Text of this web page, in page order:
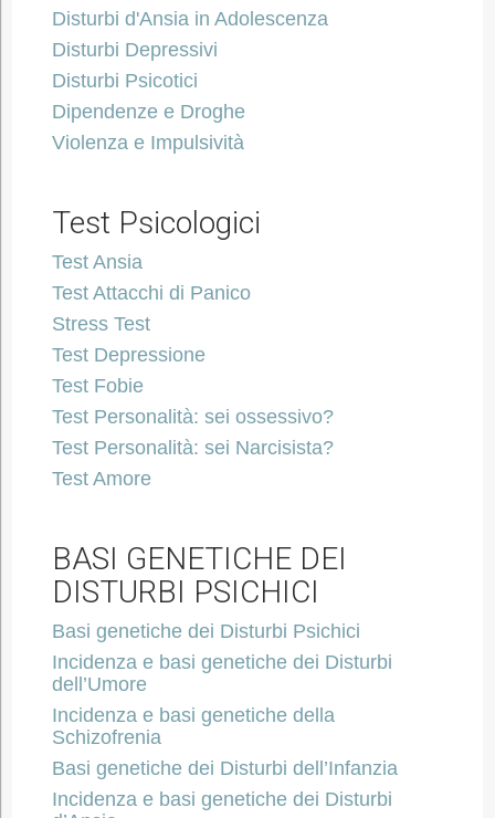
Disturbi d'Ansia in Adolescenza
Disturbi Depressivi
Disturbi Psicotici
Dipendenze e Droghe
Violenza e Impulsività
Test Psicologici
Test Ansia
Test Attacchi di Panico
Stress Test
Test Depressione
Test Fobie
Test Personalità: sei ossessivo?
Test Personalità: sei Narcisista?
Test Amore
BASI GENETICHE DEI
DISTURBI PSICHICI
Basi genetiche dei Disturbi Psichici
Incidenza e basi genetiche dei Disturbi
dell’Umore
Incidenza e basi genetiche della
Schizofrenia
Basi genetiche dei Disturbi dell’Infanzia
Incidenza e basi genetiche dei Disturbi